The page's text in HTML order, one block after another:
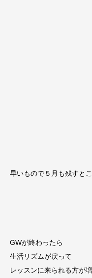
早いもので５月も残すと
GWが終わったら
生活リズムが戻って
レッスンに来られる方が